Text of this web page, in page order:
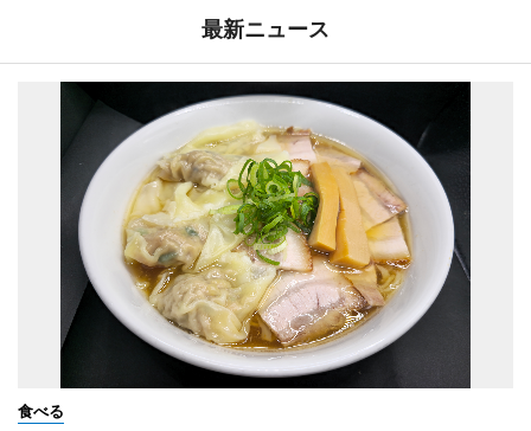
最新ニュース
食べる